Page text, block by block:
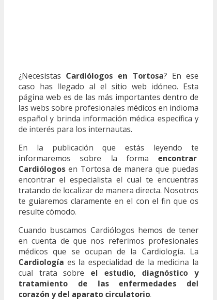
¿Necesistas Cardiólogos en Tortosa? En ese
caso has llegado al el sitio web idóneo. Esta
página web es de las más importantes dentro de
las webs sobre profesionales médicos en indioma
español y brinda información médica específica y
de interés para los internautas.
En la publicación que estás leyendo te
informaremos sobre la forma encontrar
Cardiólogos en Tortosa de manera que puedas
encontrar el especialista el cual te encuentras
tratando de localizar de manera directa. Nosotros
te guiaremos claramente en el con el fin que os
resulte cómodo.
Cuando buscamos Cardiólogos hemos de tener
en cuenta de que nos referimos profesionales
médicos que se ocupan de la Cardiología. La
Cardiología es la especialidad de la medicina la
cual trata sobre el estudio, diagnóstico y
tratamiento de las enfermedades del
corazón y del aparato circulatorio.